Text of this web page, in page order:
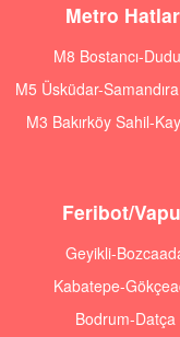
Metro
M8 Bostancı-
M5 Üsküdar-
M3 Bakırköy Sahil-
Feribot/
Geyikli-
Kabatepe-
Bodrum-Datça